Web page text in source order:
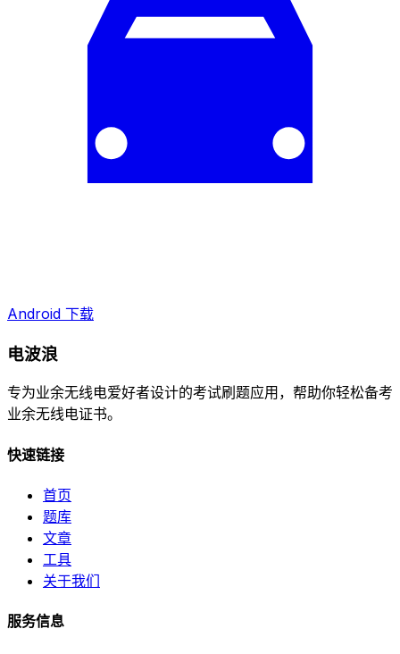
Android 下载
电波浪
专为业余无线电爱好者设计的考试刷题应用，帮助你轻松备考
业余无线电证书。
快速链接
首页
题库
文章
工具
关于我们
服务信息